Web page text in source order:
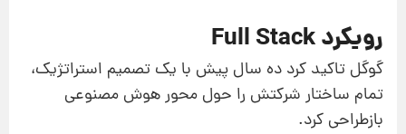
رویکرد Full Stack
گوگل تاکید کرد ده سال پیش با یک تصمیم استراتژیک،
تمام ساختار شرکتش را حول محور هوش مصنوعی
بازطراحی کرد.